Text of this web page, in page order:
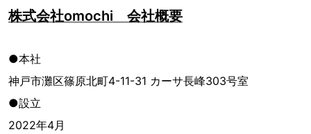
株式会社omochi 会社概要
●本社
神戸市灘区篠原北町4-11-31 カーサ長峰303号室
●設立
2022年4月